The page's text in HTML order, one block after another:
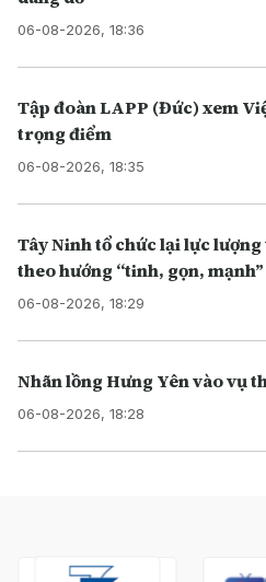
06-08-2026, 18:36
Tập đoàn LAPP (Đức) xem
trọng điểm
06-08-2026, 18:35
Tây Ninh tổ chức lại lực
theo hướng “tinh, gọn, mạnh”
06-08-2026, 18:29
Nhãn lồng Hưng Yên vào vụ
06-08-2026, 18:28